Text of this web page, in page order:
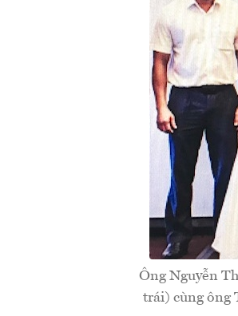
Ông Nguyễn
trái) cùng ông